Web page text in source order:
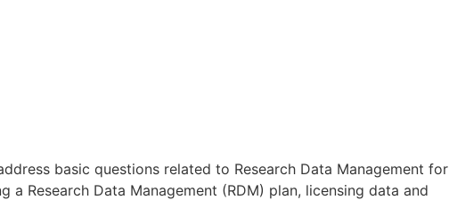
basic questions related to Research Data Management for
a Research Data Management (RDM) plan, licensing data and